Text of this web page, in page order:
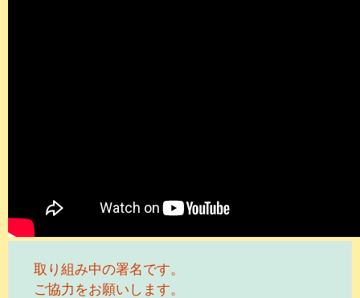
取り組み中の署名です。
ご協力をお願いします。